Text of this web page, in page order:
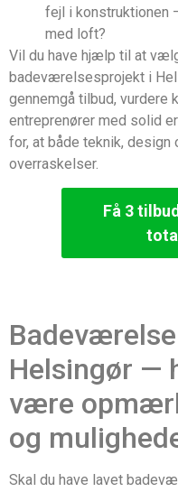
fejl i konstruktionen
med loft?
Vil du have hjælp til at
badeværelsesprojekt i
gennemgå tilbud, vurdere
entreprenører med solid
for, at både teknik,
overraskelser.
Få 3
Helsingør —
være
og
Skal du have lavet